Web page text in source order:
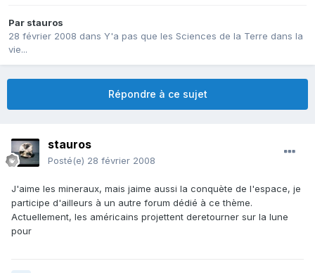
Par stauros
28 février 2008 dans Y'a pas que les Sciences de la Terre dans la
vie...
Répondre à ce sujet
stauros
Posté(e) 28 février 2008
J'aime les mineraux, mais jaime aussi la conquète de l'espace, je
participe d'ailleurs à un autre forum dédié à ce thème.
Actuellement, les américains projettent deretourner sur la lune
pour